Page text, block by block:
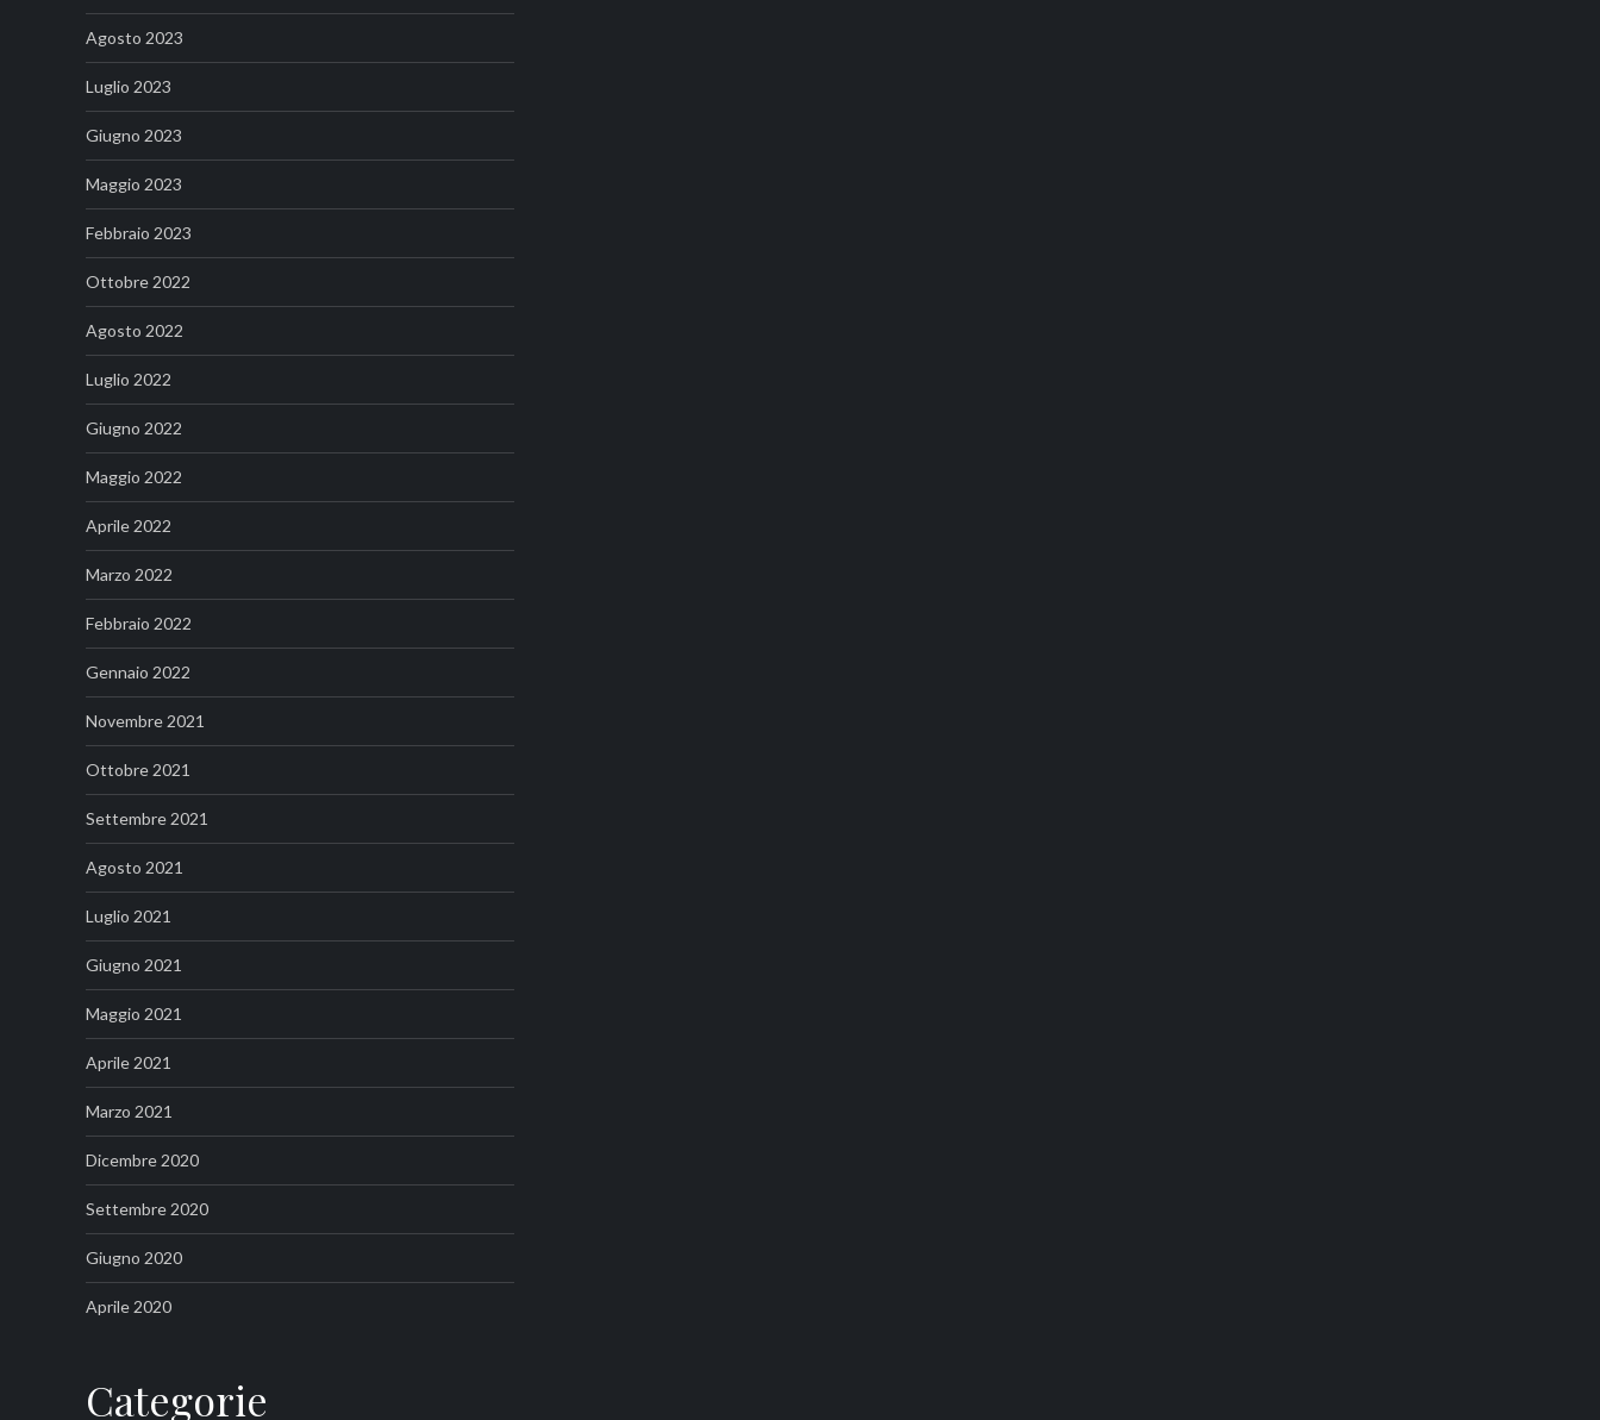
Agosto 2023
Luglio 2023
Giugno 2023
Maggio 2023
Febbraio 2023
Ottobre 2022
Agosto 2022
Luglio 2022
Giugno 2022
Maggio 2022
Aprile 2022
Marzo 2022
Febbraio 2022
Gennaio 2022
Novembre 2021
Ottobre 2021
Settembre 2021
Agosto 2021
Luglio 2021
Giugno 2021
Maggio 2021
Aprile 2021
Marzo 2021
Dicembre 2020
Settembre 2020
Giugno 2020
Aprile 2020
Categorie